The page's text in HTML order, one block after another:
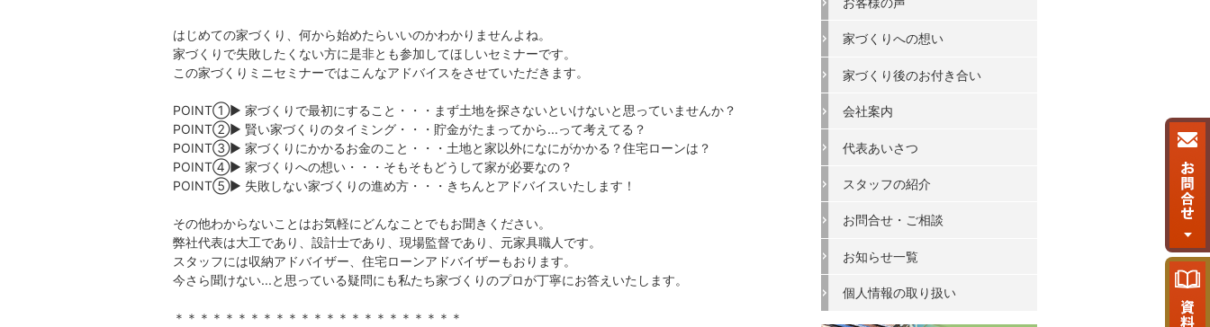
はじめての家づくり、何から始めたらいいのかわかりませんよね。
家づくりで失敗したくない方に是非とも参加してほしいセミナーです。
この家づくりミニセミナーではこんなアドバイスをさせていただきます。
POINT①▶ 家づくりで最初にすること・・・まず土地を探さないといけないと思っていませんか？
POINT②▶ 賢い家づくりのタイミング・・・貯金がたまってから...って考えてる？
POINT③▶ 家づくりにかかるお金のこと・・・土地と家以外になにがかかる？住宅ローンは？
POINT④▶ 家づくりへの想い・・・そもそもどうして家が必要なの？
POINT⑤▶ 失敗しない家づくりの進め方・・・きちんとアドバイスいたします！
その他わからないことはお気軽にどんなことでもお聞きください。
弊社代表は大工であり、設計士であり、現場監督であり、元家具職人です。
スタッフには収納アドバイザー、住宅ローンアドバイザーもおります。
今さら聞けない...と思っている疑問にも私たち家づくりのプロが丁寧にお答えいたします。
＊＊＊＊＊＊＊＊＊＊＊＊＊＊＊＊＊＊＊＊＊＊＊
家づくりへの想い
家づくり後のお付き合い
会社案内
代表あいさつ
スタッフの紹介
お問合せ・ご相談
お知らせ一覧
個人情報の取り扱い